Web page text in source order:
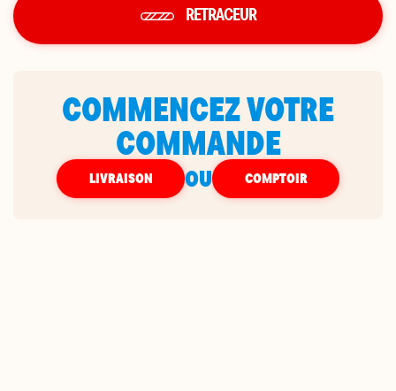
RETRACEUR
COMMENCEZ VOTRE
COMMANDE
LIVRAISON OU COMPTOIR